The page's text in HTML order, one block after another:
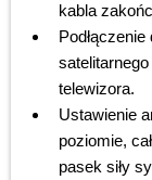
kabla
telewizora.
Ustawienie
poziomie,
pasek siły